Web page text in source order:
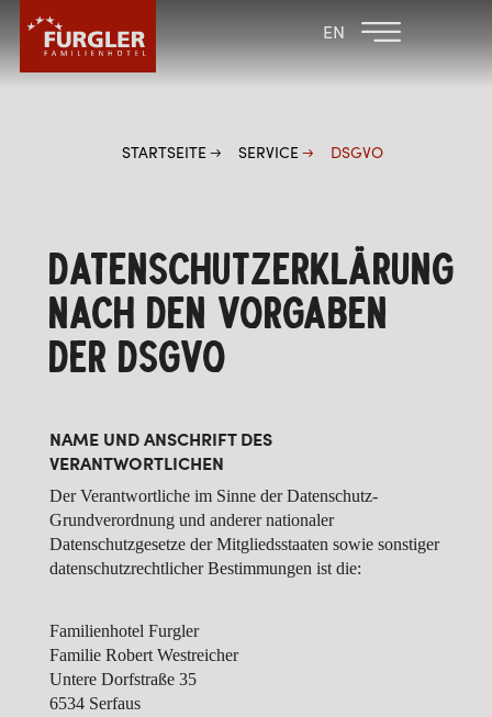
EN
ZURÜCK ZU DEN
FAMILIENHOTELS
ZIMMER & PREISE
STARTSEITE SERVICE DSGVO
DATENSCHUTZERKLÄRUNG
NACH DEN VORGABEN
DER DSGVO
NAME UND ANSCHRIFT DES
VERANTWORTLICHEN
Der Verantwortliche im Sinne der Datenschutz-
Grundverordnung und anderer nationaler
Datenschutzgesetze der Mitgliedsstaaten sowie sonstiger
datenschutzrechtlicher Bestimmungen ist die:
Familienhotel Furgler
Familie Robert Westreicher
Untere Dorfstraße 35
6534 Serfaus